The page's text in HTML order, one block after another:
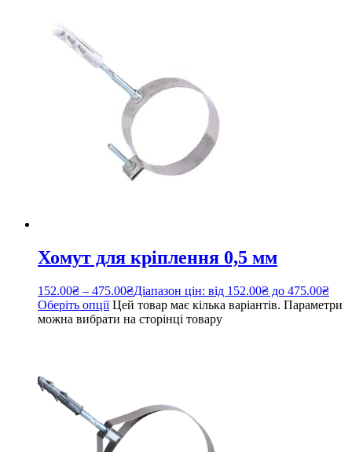
Хомут для кріплення 0,5 мм
152.00₴ – 475.00₴Діапазон цін: від 152.00₴ до 475.00₴
Оберіть опції Цей товар має кілька варіантів. Параметри
можна вибрати на сторінці товару